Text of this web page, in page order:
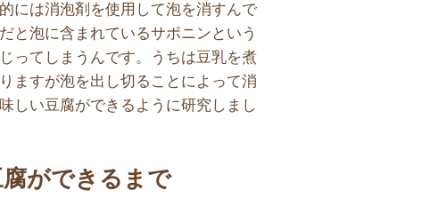
には消泡剤を使用して泡を消すんで
と泡に含まれているサポニンという
ってしまうんです。うちは豆乳を煮
ますが泡を出し切ることによって消
しい豆腐ができるように研究しまし
ができるまで